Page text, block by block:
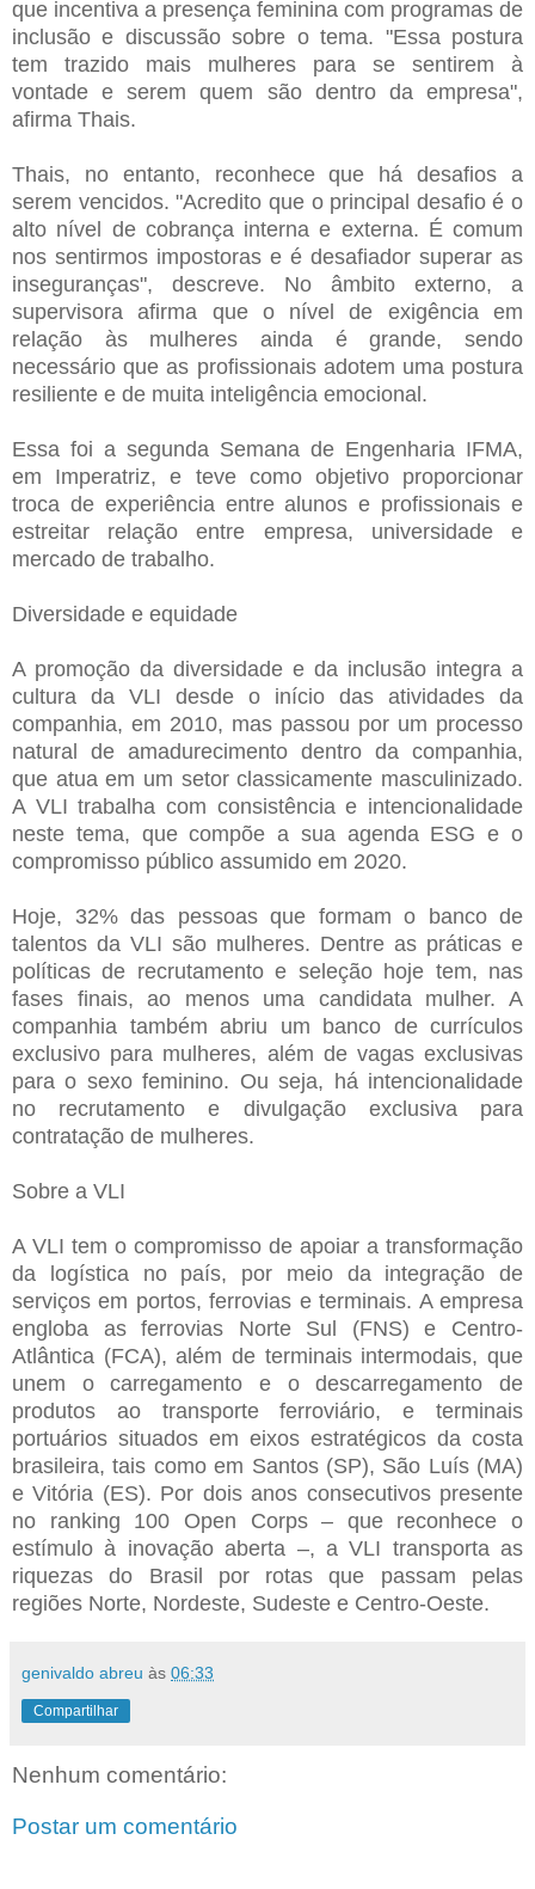
que incentiva a presença feminina com programas de
inclusão e discussão sobre o tema. "Essa postura
tem trazido mais mulheres para se sentirem à
vontade e serem quem são dentro da empresa",
afirma Thais.
Thais, no entanto, reconhece que há desafios a
serem vencidos. "Acredito que o principal desafio é o
alto nível de cobrança interna e externa. É comum
nos sentirmos impostoras e é desafiador superar as
inseguranças", descreve. No âmbito externo, a
supervisora afirma que o nível de exigência em
relação às mulheres ainda é grande, sendo
necessário que as profissionais adotem uma postura
resiliente e de muita inteligência emocional.
Essa foi a segunda Semana de Engenharia IFMA,
em Imperatriz, e teve como objetivo proporcionar
troca de experiência entre alunos e profissionais e
estreitar relação entre empresa, universidade e
mercado de trabalho.
Diversidade e equidade
A promoção da diversidade e da inclusão integra a
cultura da VLI desde o início das atividades da
companhia, em 2010, mas passou por um processo
natural de amadurecimento dentro da companhia,
que atua em um setor classicamente masculinizado.
A VLI trabalha com consistência e intencionalidade
neste tema, que compõe a sua agenda ESG e o
compromisso público assumido em 2020.
Hoje, 32% das pessoas que formam o banco de
talentos da VLI são mulheres. Dentre as práticas e
políticas de recrutamento e seleção hoje tem, nas
fases finais, ao menos uma candidata mulher. A
companhia também abriu um banco de currículos
exclusivo para mulheres, além de vagas exclusivas
para o sexo feminino. Ou seja, há intencionalidade
no recrutamento e divulgação exclusiva para
contratação de mulheres.
Sobre a VLI
A VLI tem o compromisso de apoiar a transformação
da logística no país, por meio da integração de
serviços em portos, ferrovias e terminais. A empresa
engloba as ferrovias Norte Sul (FNS) e Centro-
Atlântica (FCA), além de terminais intermodais, que
unem o carregamento e o descarregamento de
produtos ao transporte ferroviário, e terminais
portuários situados em eixos estratégicos da costa
brasileira, tais como em Santos (SP), São Luís (MA)
e Vitória (ES). Por dois anos consecutivos presente
no ranking 100 Open Corps – que reconhece o
estímulo à inovação aberta –, a VLI transporta as
riquezas do Brasil por rotas que passam pelas
regiões Norte, Nordeste, Sudeste e Centro-Oeste.
genivaldo abreu às 06:33
Compartilhar
Nenhum comentário:
Postar um comentário